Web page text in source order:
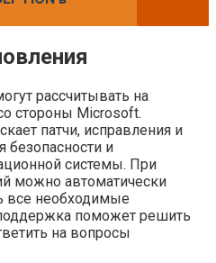
рассчитывать на
стороны Microsoft.
патчи, исправления и
безопасности и
системы. При
можно автоматически
все необходимые
поможет решить
на вопросы